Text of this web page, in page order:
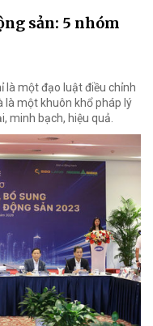
sản: 5 nhóm
là một đạo luật điều chỉnh
là một khuôn khổ pháp lý
minh bạch, hiệu quả.